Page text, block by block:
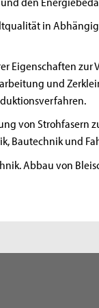
in
Eigenschaften zur
und
von Strohfasern
Bautechnik und
Abbau von